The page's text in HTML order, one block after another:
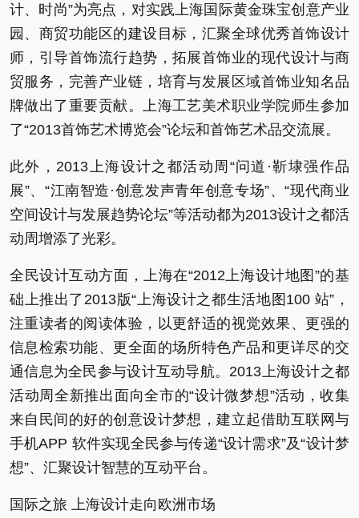
计、时尚”为亮点，对实践上海国际黄金珠宝创意产业
园、商贸功能区的建设目标，汇聚全球优秀首饰设计
师，引导首饰流行趋势，拓展首饰业的现代设计与商
贸服务，完善产业链，培育与发展区域首饰业知名品
牌做出了重要贡献。上海工艺美术职业学院师生参加
了“2013首饰艺术博览会”论坛和首饰艺术品交流展。
此外，2013上海设计之都活动周“问道·靳埭强作品
展”、“江南智造·创意发声青年创意专场”、“现代商业
空间设计与发展趋势论坛”等活动都为2013设计之都活
动周增添了光彩。
全民设计互动方面，上海在“2012上海设计地图”的基
础上推出了2013版“上海设计之都生活地图100 站”，
注重读者的阅读体验，以更舒适的视觉效果、更强的
信息检索功能、更全面的场所特色产品和更详尽的交
通信息为全民参与设计互动导航。2013上海设计之都
活动周全新推出面向全市的“设计微梦想”活动，收集
来自民间的好的创意设计梦想，建立起借助互联网与
手机APP 软件实现全民参与传递“设计需求”及“设计梦
想”、汇聚设计智慧的互动平台。
国际之旅 上海设计走向欧洲市场